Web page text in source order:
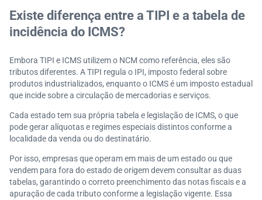
Existe diferença entre a TIPI e a tabela de
incidência do ICMS?
Embora TIPI e ICMS utilizem o NCM como referência, eles são
tributos diferentes. A TIPI regula o IPI, imposto federal sobre
produtos industrializados, enquanto o ICMS é um imposto estadual
que incide sobre a circulação de mercadorias e serviços.
Cada estado tem sua própria tabela e legislação de ICMS, o que
pode gerar alíquotas e regimes especiais distintos conforme a
localidade da venda ou do destinatário.
Por isso, empresas que operam em mais de um estado ou que
vendem para fora do estado de origem devem consultar as duas
tabelas, garantindo o correto preenchimento das notas fiscais e a
apuração de cada tributo conforme a legislação vigente. Essa